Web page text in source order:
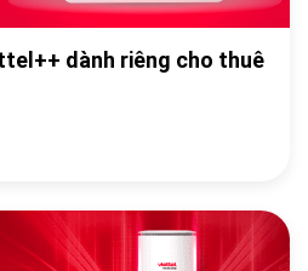
dành riêng cho thuê